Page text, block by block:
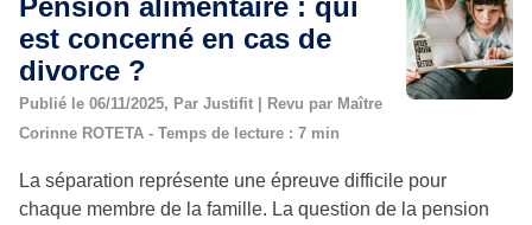
est concerné en cas de
divorce ?
Publié le 06/11/2025, Par Justifit | Revu par Maître
Corinne ROTETA - Temps de lecture : 7 min
La séparation représente une épreuve difficile pour
chaque membre de la famille. La question de la pension